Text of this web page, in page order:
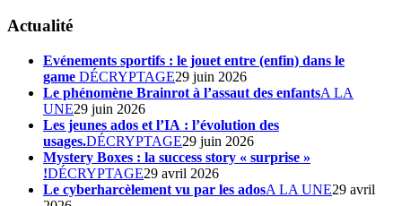
Actualité
Evénements sportifs : le jouet entre (enfin) dans le
game DÉCRYPTAGE29 juin 2026
Le phénomène Brainrot à l’assaut des enfantsA LA
UNE29 juin 2026
Les jeunes ados et l’IA : l’évolution des
usages.DÉCRYPTAGE29 juin 2026
Mystery Boxes : la success story « surprise »
!DÉCRYPTAGE29 avril 2026
Le cyberharcèlement vu par les adosA LA UNE29 avril